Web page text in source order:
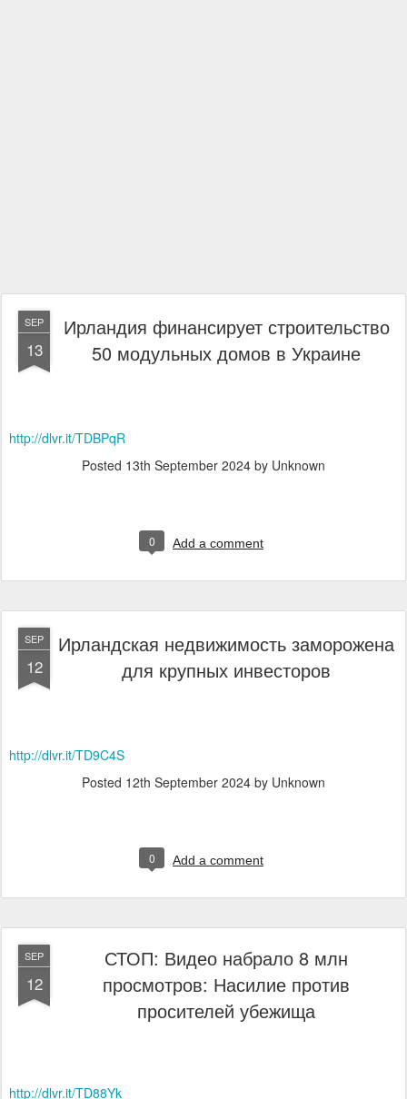
SEP
13
Ирландия финансирует строительство
50 модульных домов в Украине
http://dlvr.it/TDBPqR
Posted 13th September 2024 by Unknown
0 Add a comment
SEP
12
Ирландская недвижимость заморожена
для крупных инвесторов
http://dlvr.it/TD9C4S
Posted 12th September 2024 by Unknown
0 Add a comment
SEP
12
СТОП: Видео набрало 8 млн
просмотров: Насилие против
просителей убежища
http://dlvr.it/TD88Yk